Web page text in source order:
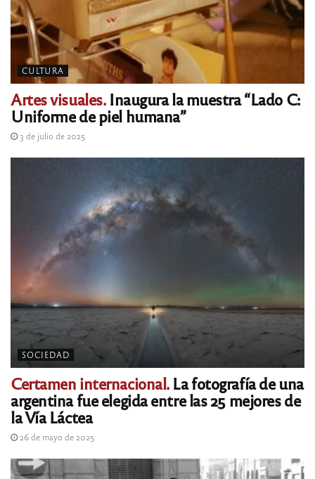
CULTURA
Artes visuales.Inaugura la muestra “Lado C:
Uniforme de piel humana”
3 de julio de 2025
SOCIEDAD
Certamen internacional.La fotografía de una
argentina fue elegida entre las 25 mejores de
la Vía Láctea
26 de mayo de 2025